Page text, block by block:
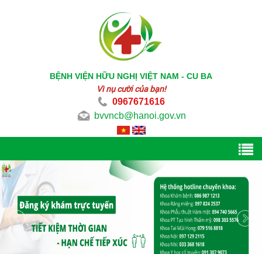
BỆNH VIỆN HỮU NGHỊ VIỆT NAM - CU BA
Vì nụ cười của bạn!
0967671616
bvvncb@hanoi.gov.vn